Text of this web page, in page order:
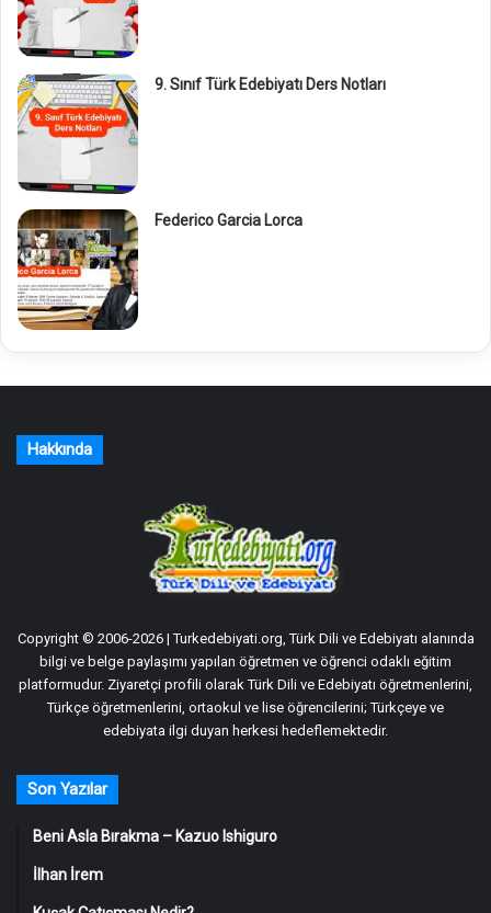
9. Sınıf Türk Edebiyatı Ders Notları
Federico Garcia Lorca
Hakkında
Copyright © 2006-2026 | Turkedebiyati.org, Türk Dili ve Edebiyatı alanında
bilgi ve belge paylaşımı yapılan öğretmen ve öğrenci odaklı eğitim
platformudur. Ziyaretçi profili olarak Türk Dili ve Edebiyatı öğretmenlerini,
Türkçe öğretmenlerini, ortaokul ve lise öğrencilerini; Türkçeye ve
edebiyata ilgi duyan herkesi hedeflemektedir.
Son Yazılar
Beni Asla Bırakma – Kazuo Ishiguro
İlhan İrem